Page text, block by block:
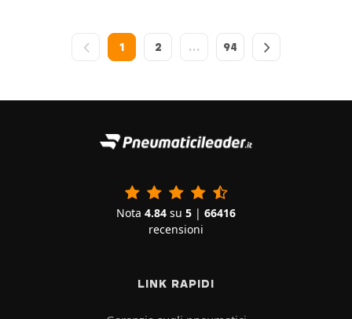
1 2 … 94
Nota 4.84 su 5 | 66416
recensioni
LINK RAPIDI